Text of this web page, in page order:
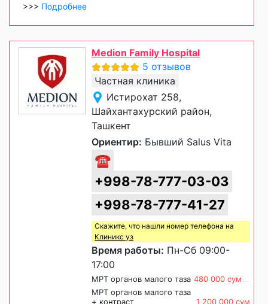
>>> Подробнее
Medion Family Hospital
5 отзывов
Частная клиника
Истирохат 258,
Шайхантахурский район,
Ташкент
Ориентир: Бывший Salus Vita
☎
+998-78-777-03-03
+998-78-777-41-27
Скажите, что нашли номер телефона на
Клиникс уз
Время работы: Пн-Сб 09:00-
17:00
МРТ органов малого таза 480 000 сум
МРТ органов малого таза
+ контраст
1 200 000 сум